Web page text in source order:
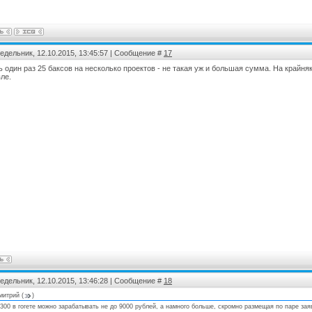
:Ucoz
12.10.2015, 13:45:57 | Сообщение # 17
один раз 25 баксов на несколько проектов - не такая уж и большая сумма. На
12.10.2015, 13:46:28 | Сообщение # 18
(
)
в гогете можно зарабатывать не до 9000 рублей, а намного больше, скромно размещая по паре